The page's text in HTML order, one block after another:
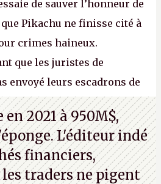
de sauver l’honneur de
Pikachu ne finisse cité à
crimes haineux.
que les juristes de
envoyé leurs escadrons de
distribuer du copyright
Sam continuera
sur vos
P.
2021 à 950M$,
L'éditeur indé
financiers,
traders ne pigent